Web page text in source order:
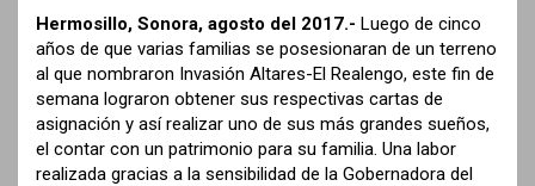
Hermosillo, Sonora, agosto del 2017.- Luego de cinco
años de que varias familias se posesionaran de un terreno
al que nombraron Invasión Altares-El Realengo, este fin de
semana lograron obtener sus respectivas cartas de
asignación y así realizar uno de sus más grandes sueños,
el contar con un patrimonio para su familia. Una labor
realizada gracias a la sensibilidad de la Gobernadora del